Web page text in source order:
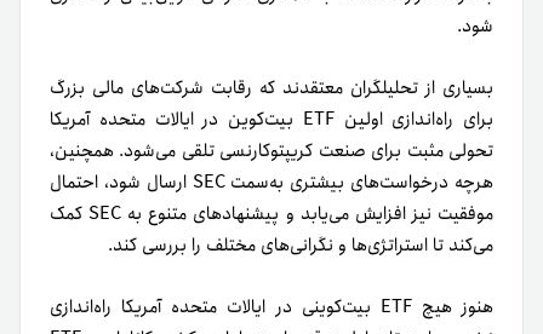
شود.
بسیاری از تحلیلگران معتقدند که رقابت شرکت‌های مالی بزرگ
برای راه‌اندازی اولین ETF بیت‌کوین در ایالات متحده آمریکا
تحولی مثبت برای صنعت کریپتوکارنسی تلقی می‌شود. همچنین،
هرچه درخواست‌های بیشتری به‌سمت SEC ارسال شود، احتمال
موفقیت نیز افزایش می‌یابد و پیشنهادهای متنوع به SEC کمک
می‌کند تا استراتژی‌ها و نگرانی‌های مختلف را بررسی کند.
هنوز هیچ ETF بیت‌کوینی در ایالات متحده آمریکا راه‌اندازی